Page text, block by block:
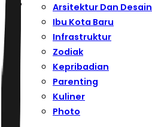
Arsitektur Dan Desain
Ibu Kota Baru
Infrastruktur
Zodiak
Kepribadian
Parenting
Kuliner
Photo